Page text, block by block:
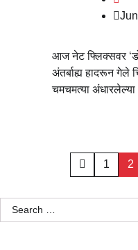
आज नेट फ्लिक्सवर
अंतर्बाह्य हादरून गेले
चमचमत्या
1 2
Search
for: